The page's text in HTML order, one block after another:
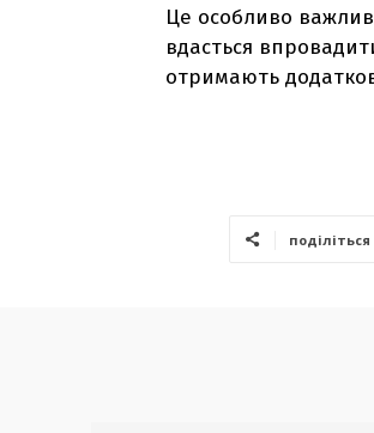
Це особливо
вдасться
отримають
поділіться